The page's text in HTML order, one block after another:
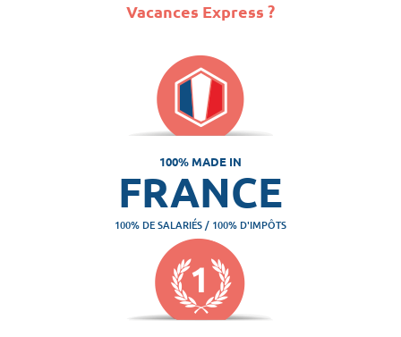
Vacances Express ?
100% MADE IN
FRANCE
100% DE SALARIÉS / 100% D'IMPÔTS